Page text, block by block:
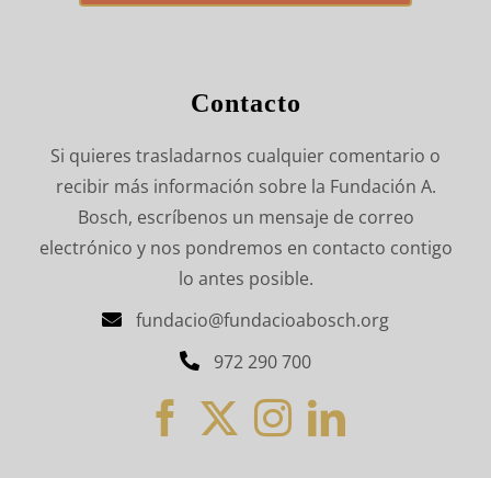
Contacto
Si quieres trasladarnos cualquier comentario o
recibir más información sobre la Fundación A.
Bosch, escríbenos un mensaje de correo
electrónico y nos pondremos en contacto contigo
lo antes posible.
fundacio@fundacioabosch.org
972 290 700